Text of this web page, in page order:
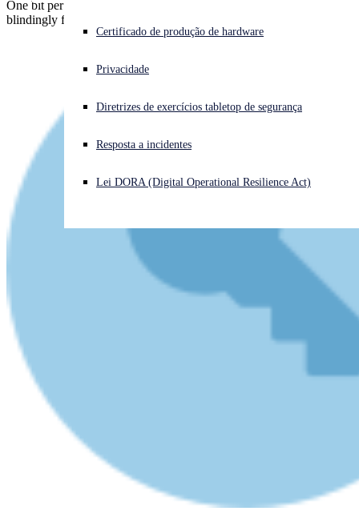
Enfrentando um ataque cibernético? Obtenha ajuda imediata
Português (Brasil) Open language switcher
Certificado de produção de hardware
Privacidade
Diretrizes de exercícios tabletop de segurança
Resposta a incidentes
Lei DORA (Digital Operational Resilience Act)
One bit per second makes the Voyager probe data rate seem
blindingly fast. But it's enough to break your security assumptions...